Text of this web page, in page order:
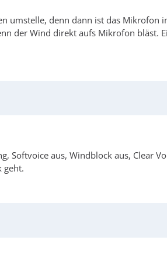
umstelle, denn dann ist das Mikrofon
der Wind direkt aufs Mikrofon bläst.
aus, Windblock aus, Clear
geht.